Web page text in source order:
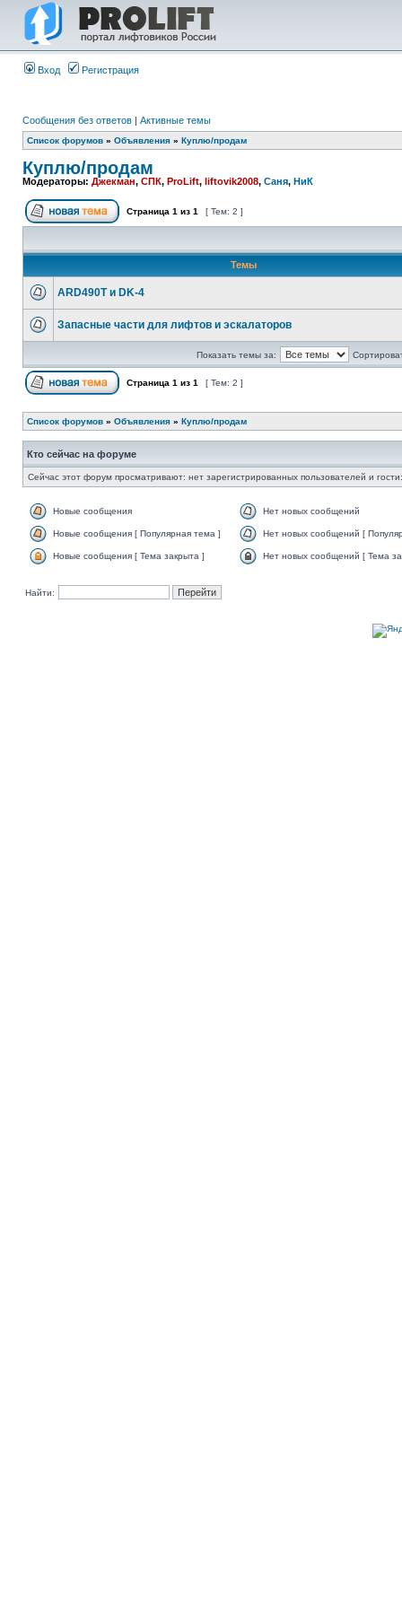
Вход Регистрация
Сообщения без ответов | Активные темы
Список форумов » Объявления » Куплю/продам
Куплю/продам
Модераторы: Джекман, СПК, ProLift, liftovik2008, Саня, НиК
Страница 1 из 1 [ Тем: 2 ]
Темы
ARD490T и DK-4
Запасные части для лифтов и эскалаторов
Показать темы за:
Страница 1 из 1 [ Тем: 2 ]
Список форумов » Объявления » Куплю/продам
Кто сейчас на форуме
Сейчас этот форум просматривают: нет зарегистрированных пользователей и
Новые сообщения Нет новых сообщений
Новые сообщения [ Популярная тема ] Нет новых сообщений [
Новые сообщения [ Тема закрыта ] Нет новых сообщений [ Тема
Найти: